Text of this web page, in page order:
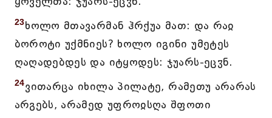
23ხოლო მთავარმან ჰრქუა მათ: და რაჲ
ბოროტი უქმნიეს? ხოლო იგინი უმეტეს
ღაღადებდეს და იტყოდეს: ჯუარს-ეცჳნ.
24ვითარცა იხილა პილატე, რამეთუ არარას
არგებს, არამედ უფროჲსღა შფოთი